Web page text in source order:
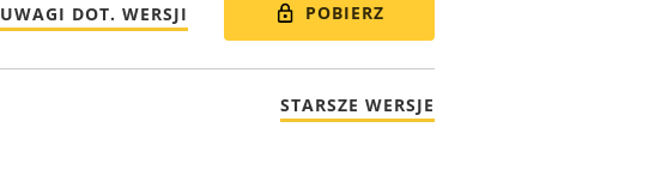
UWAGI DOT. WERSJI POBIERZ
STARSZE WERSJE